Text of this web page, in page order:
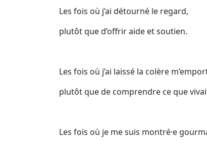
Les fois où j’ai détourné le regard,
plutôt que d’offrir aide et soutien.
Les fois où j’ai laissé la colère
plutôt que de comprendre ce que
Les fois où je me suis montré·e